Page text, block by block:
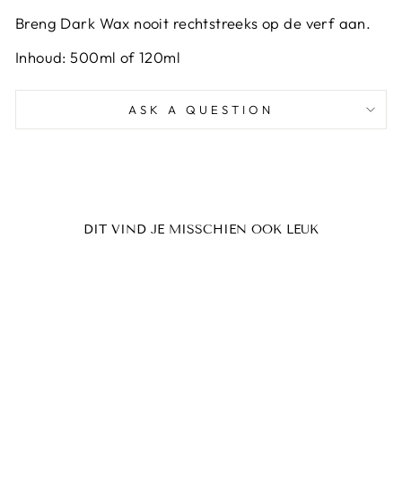
Breng Dark Wax nooit rechtstreeks op de verf aan.
Inhoud: 500ml of 120ml
ASK A QUESTION
DIT VIND JE MISSCHIEN OOK LEUK